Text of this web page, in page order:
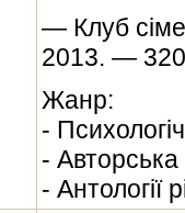
— Клуб
2013. —
Жанр:
-
-
- Антології